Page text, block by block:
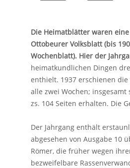
Die Heimatblätter waren
Ottobeurer Volksblatt (bis
Wochenblatt). Hier der
heimatkundlichen Dingen
enthielt. 1937 erschienen
alle zwei Wochen;
zs. 104 Seiten erhalten. Die
Der Jahrgang enthält
abgesehen von Ausgabe 10
Römer, die früher wegen
bezweifelbare